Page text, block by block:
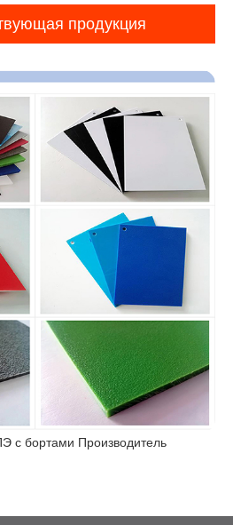
продукция
с бортами Производитель